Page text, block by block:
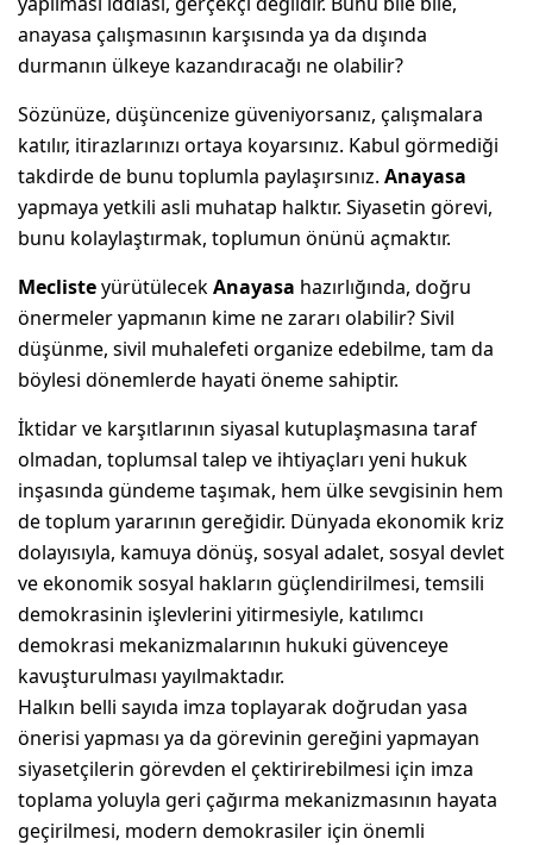
anayasa çalışmasının karşısında ya da dışında
durmanın ülkeye kazandıracağı ne olabilir?
Sözünüze, düşüncenize güveniyorsanız, çalışmalara
katılır, itirazlarınızı ortaya koyarsınız. Kabul görmediği
takdirde de bunu toplumla paylaşırsınız. Anayasa
yapmaya yetkili asli muhatap halktır. Siyasetin görevi,
bunu kolaylaştırmak, toplumun önünü açmaktır.
MeclisteyürütülecekAnayasa hazırlığında, doğru
önermeler yapmanın kime ne zararı olabilir? Sivil
düşünme, sivil muhalefeti organize edebilme, tam da
böylesi dönemlerde hayati öneme sahiptir.
İktidar ve karşıtlarının siyasal kutuplaşmasına taraf
olmadan, toplumsal talep ve ihtiyaçları yeni hukuk
inşasında gündeme taşımak, hem ülke sevgisinin hem
de toplum yararının gereğidir. Dünyada ekonomik kriz
dolayısıyla, kamuya dönüş, sosyal adalet, sosyal devlet
ve ekonomik sosyal hakların güçlendirilmesi, temsili
demokrasinin işlevlerini yitirmesiyle, katılımcı
demokrasi mekanizmalarının hukuki güvenceye
kavuşturulması yayılmaktadır.
Halkın belli sayıda imza toplayarak doğrudan yasa
önerisi yapması ya da görevinin gereğini yapmayan
siyasetçilerin görevden el çektirirebilmesi için imza
toplama yoluyla geri çağırma mekanizmasının hayata
geçirilmesi, modern demokrasiler için önemli